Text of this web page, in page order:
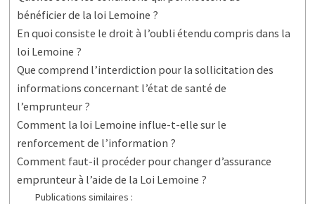
bénéficier de la loi Lemoine ?
En quoi consiste le droit à l’oubli étendu compris dans la
loi Lemoine ?
Que comprend l’interdiction pour la sollicitation des
informations concernant l’état de santé de
l’emprunteur ?
Comment la loi Lemoine influe-t-elle sur le
renforcement de l’information ?
Comment faut-il procéder pour changer d’assurance
emprunteur à l’aide de la Loi Lemoine ?
Publications similaires :